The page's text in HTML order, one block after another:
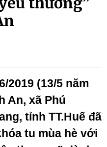
2019 (13/5 năm
An, xã Phú
tỉnh TT.Huế đã
tu mùa hè với